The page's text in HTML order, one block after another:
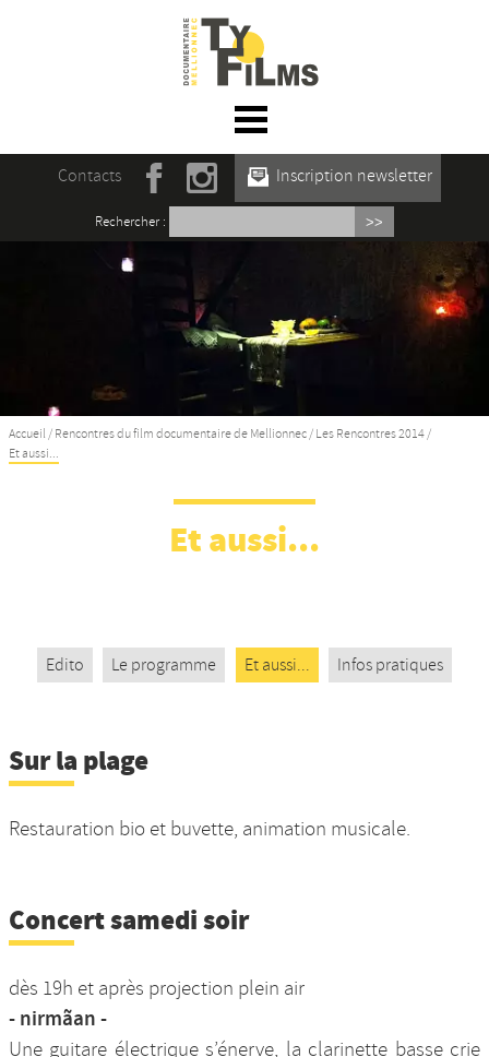
☰ Menu
Accueil
Actualités
L’association
Rencontres du film documentaire de
Mellionnec
Projections
Se former
Nos productions et +
Contacts Inscription newsletter
Rechercher :
Accueil / Rencontres du film documentaire de Mellionnec / Les Rencontres 2014 /
Et aussi...
Et aussi...
Edito Le programme Et aussi... Infos pratiques
Sur la plage
Restauration bio et buvette, animation musicale.
Concert samedi soir
dès 19h et après projection plein air
- nirmãan -
Une guitare électrique s’énerve, la clarinette basse crie